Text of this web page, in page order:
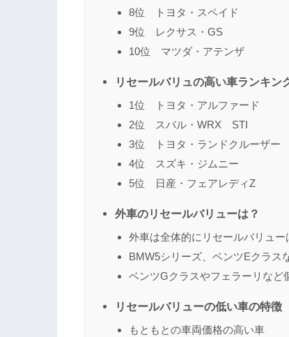
8位 トヨタ・スペイド
9位 レクサス・GS
10位 マツダ・アテンザ
リセールバリュの高い車ランキン
1位 トヨタ・アルファード
2位 スバル・WRX STI
3位 トヨタ・ランドクルーザー
4位 スズキ・ジムニー
5位 日産・フェアレディZ
外車のリセールバリューは？
外車は全体的にリセールバリュー
BMW5シリーズ、ベンツEクラス
ベンツGクラスやフェラーリなど
リセールバリューの低い車の特徴
もともとの車両価格の高い車